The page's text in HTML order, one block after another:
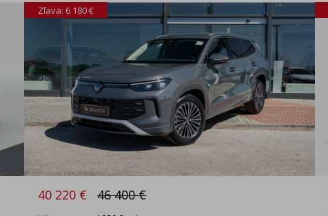
Zľava: 6 180 €
40 220 € 46 400 €